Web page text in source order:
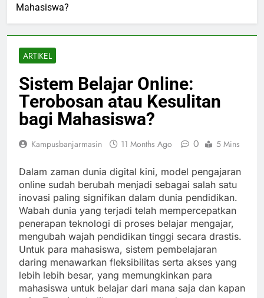
Mahasiswa?
ARTIKEL
Sistem Belajar Online:
Terobosan atau Kesulitan
bagi Mahasiswa?
Kampusbanjarmasin 11 Months Ago 0 5 Mins
Dalam zaman dunia digital kini, model pengajaran
online sudah berubah menjadi sebagai salah satu
inovasi paling signifikan dalam dunia pendidikan.
Wabah dunia yang terjadi telah mempercepatkan
penerapan teknologi di proses belajar mengajar,
mengubah wajah pendidikan tinggi secara drastis.
Untuk para mahasiswa, sistem pembelajaran
daring menawarkan fleksibilitas serta akses yang
lebih lebih besar, yang memungkinkan para
mahasiswa untuk belajar dari mana saja dan kapan